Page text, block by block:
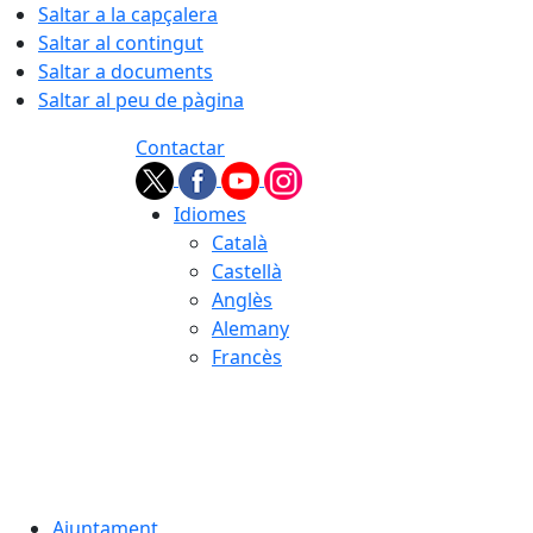
Saltar a la capçalera
Saltar al contingut
Saltar a documents
Saltar al peu de pàgina
Contactar
Idiomes
Català
Castellà
Anglès
Alemany
Francès